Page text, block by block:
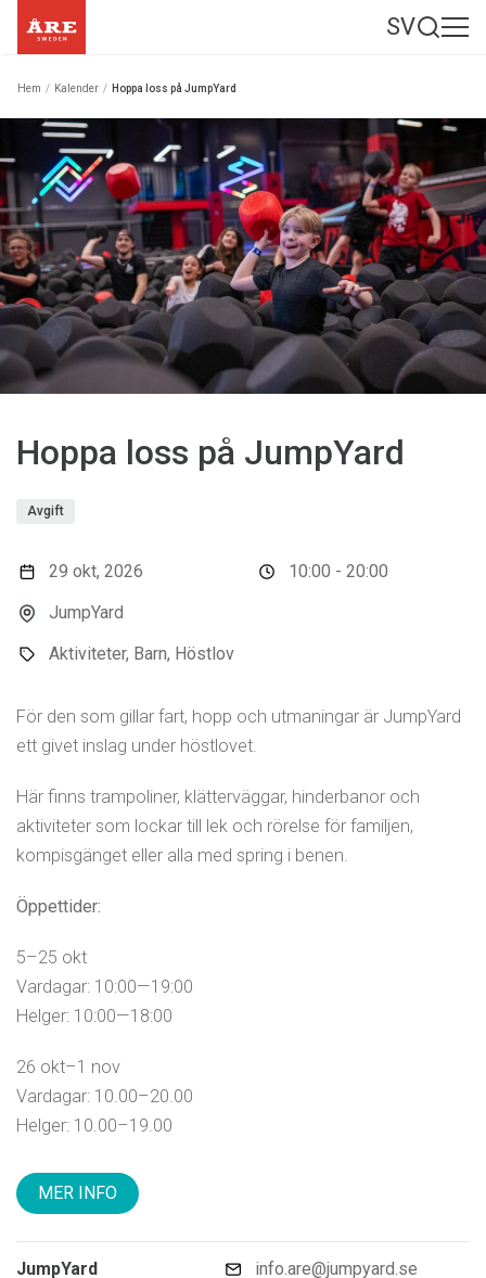
SV
Hem / Kalender / Hoppa loss på JumpYard
Hoppa loss på JumpYard
Avgift
29 okt, 2026
JumpYard
Aktiviteter, Barn, Höstlov
10:00 - 20:00
För den som gillar fart, hopp och utmaningar är JumpYard
ett givet inslag under höstlovet.
Här finns trampoliner, klätterväggar, hinderbanor och
aktiviteter som lockar till lek och rörelse för familjen,
kompisgänget eller alla med spring i benen.
Öppettider:
5–25 okt
Vardagar: 10:00—19:00
Helger: 10:00—18:00
26 okt–1 nov
Vardagar: 10.00–20.00
Helger: 10.00–19.00
MER INFO
JumpYard
info.are@jumpyard.se